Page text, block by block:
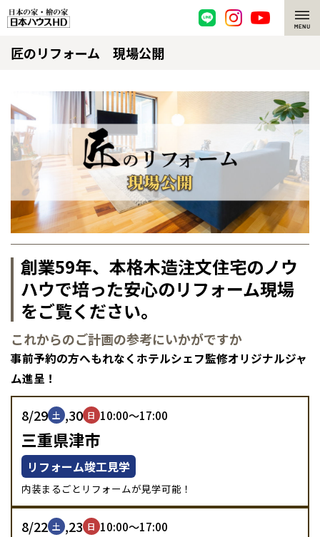
脱炭素・檜の家
環境にやさしい、脱炭素社会の住宅
檜・木造住宅
耐震構造
高耐久住宅
高断熱・高気密の家
エネルギー自給自足
ZEH特集
感謝訪問・長期保証
直営工事
1メーターモジュール
冷暖房標準装備
24時間対応コールセンター
デザイン賞各種受賞
選ばれる理由
檜の魅力
檜の魅力 トップ
檜と日本人
1000年を超えて生きる檜
知られざる檜の効果・作用
檜の住まいデザイン
理想の木材「檜」
注文住宅
注文住宅 トップ
グレートステージ
クレステージ
施工事例
平屋の家
外観・インテリア集
WEB住宅展示場
暮らし方提案
住まいのコラム
住まいのお手入れ集
施工事例
リフォーム
リフォーム トップ
リフォームメニュー
選ばれる理由
リフォームの流れ
介護保険利用で快適リフォーム
資産活用
資産活用 トップ
賃貸併用住宅のメリット
安心のサポートシステム
商品紹介
展示場案内
買取サービス
分譲住宅・土地
分譲マンション
分譲マンション トップ
ワザックとは
高い信頼性
安心の管理体制
トランクルーム
会社情報
会社情報 トップ
ニュースリリース
お問い合わせ
会員サイト
匠のリフォーム 現場公開
創業59年、本格木造注文住宅のノウ
ハウで培った安心のリフォーム現場
をご覧ください。
これからのご計画の参考にいかがですか
事前予約の方へもれなくホテルシェフ監修オリジナルジャ
ム進呈！
8/29 土 ,30 日 10:00～17:00
三重県津市
リフォーム竣工見学
内装まるごとリフォームが見学可能！
8/22 土 ,23 日 10:00～17:00
全国の展示場
北海道
札幌
道央
道北
東北
青森
秋田
甲信越・北陸
新潟
関東
お近くのイベント
北海道
札幌
小樽
道央
苫小牧千歳
小樽
道北
旭川
東北
青森県
八戸
青森
秋田県
秋田
甲信越・北陸
新潟県
新潟
長岡
関東